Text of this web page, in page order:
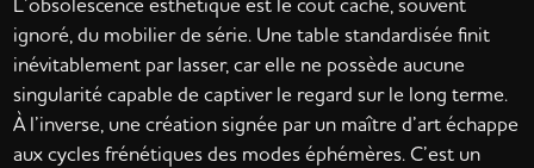
ignoré, du mobilier de série. Une table standardisée finit
inévitablement par lasser, car elle ne possède aucune
singularité capable de captiver le regard sur le long terme.
À l’inverse, une création signée par un maître d’art échappe
aux cycles frénétiques des modes éphémères. C’est un